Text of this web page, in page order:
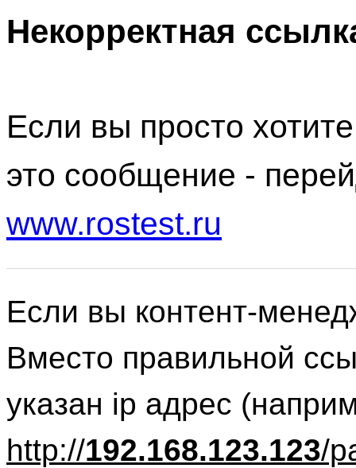
Некорректная
Если вы просто
это сообщение -
www.rostest.ru
Если вы контент-
Вместо правильной
указан ip адрес
http://192.168.123.123/